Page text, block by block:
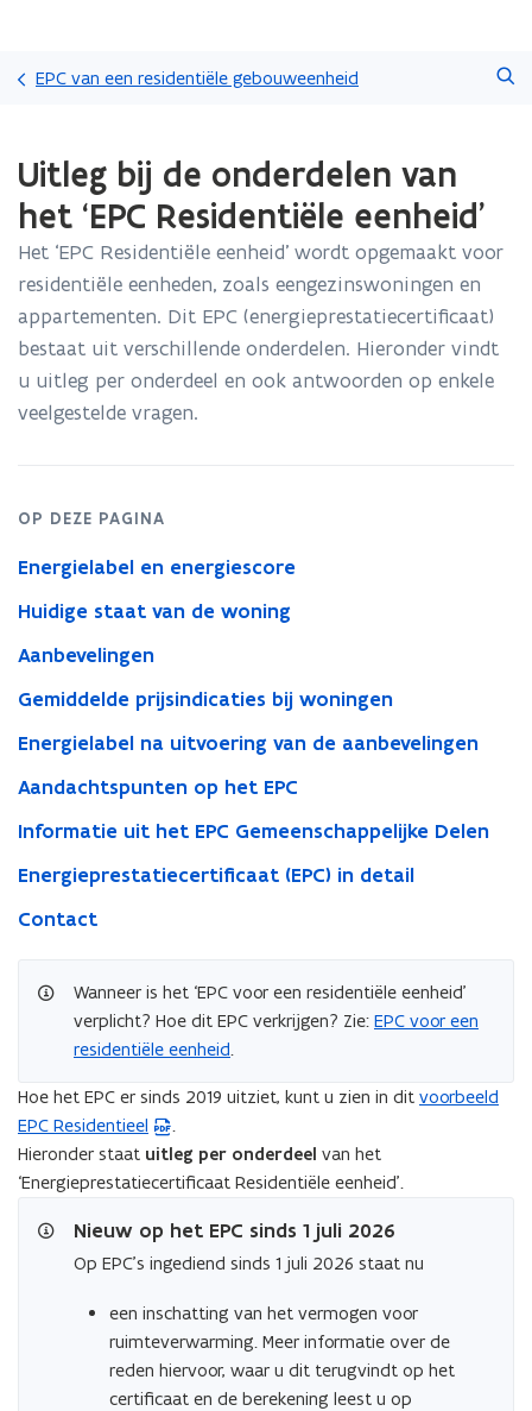
naar
gaan
EPC van een residentiële gebouweenheid
met
laden.
bevindt
zich
op:
Uitleg
onderdelen
van
eenheid'
Uitleg bij de onderdelen van
het ‘EPC Residentiële eenheid'
Het ‘EPC Residentiële eenheid’ wordt opgemaakt voor
residentiële eenheden, zoals eengezinswoningen en
appartementen. Dit EPC (energieprestatiecertificaat)
bestaat uit verschillende onderdelen. Hieronder vindt
u uitleg per onderdeel en ook antwoorden op enkele
veelgestelde vragen.
OP DEZE PAGINA
Energielabel en energiescore
Huidige staat van de woning
Aanbevelingen
Gemiddelde prijsindicaties bij woningen
Energielabel na uitvoering van de aanbevelingen
Aandachtspunten op het EPC
Informatie uit het EPC Gemeenschappelijke Delen
Energieprestatiecertificaat (EPC) in detail
Contact
Wanneer is het ‘EPC voor een residentiële eenheid’
verplicht? Hoe dit EPC verkrijgen? Zie: EPC voor een
residentiële eenheid.
Hoe het EPC er sinds 2019 uitziet, kunt u zien in dit voorbeeld
EPC Residentieel
(
s
n
d
.
Hieronder staat uitleg per onderdeel van het
‘Energieprestatiecertificaat Residentiële eenheid’.
Nieuw op het EPC sinds 1 juli 2026
Op EPC’s ingediend sinds 1 juli 2026 staat nu
een inschatting van het vermogen voor
ruimteverwarming. Meer informatie over de
reden hiervoor, waar u dit terugvindt op het
certificaat en de berekening leest u op